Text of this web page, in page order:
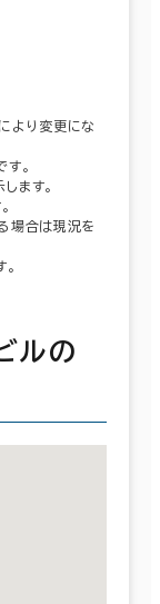
より変更にな
。
ます。
場合は現況を
ルの